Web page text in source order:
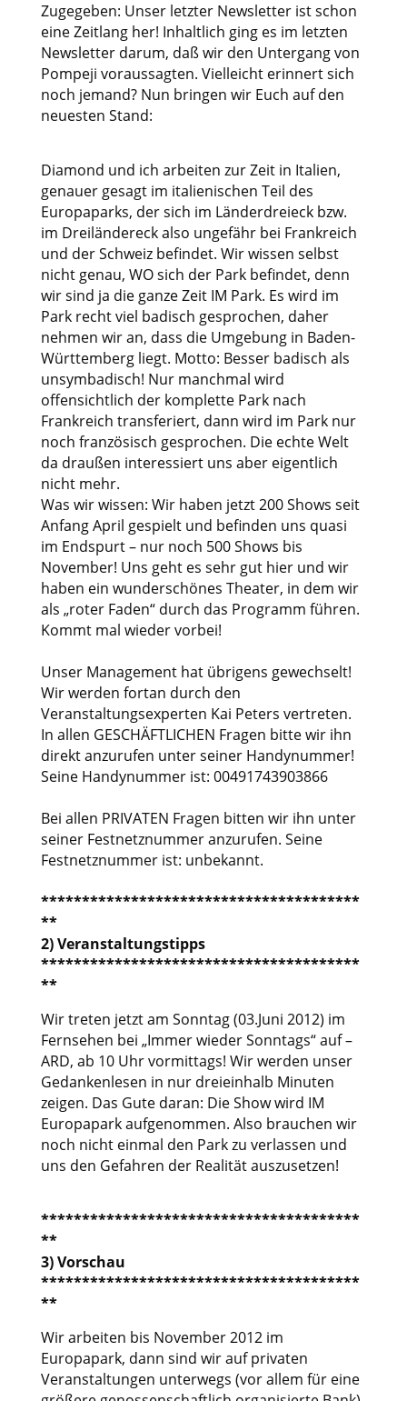
Zugegeben: Unser letzter Newsletter ist schon
eine Zeitlang her! Inhaltlich ging es im letzten
Newsletter darum, daß wir den Untergang von
Pompeji voraussagten. Vielleicht erinnert sich
noch jemand? Nun bringen wir Euch auf den
neuesten Stand:
Diamond und ich arbeiten zur Zeit in Italien,
genauer gesagt im italienischen Teil des
Europaparks, der sich im Länderdreieck bzw.
im Dreiländereck also ungefähr bei Frankreich
und der Schweiz befindet. Wir wissen selbst
nicht genau, WO sich der Park befindet, denn
wir sind ja die ganze Zeit IM Park. Es wird im
Park recht viel badisch gesprochen, daher
nehmen wir an, dass die Umgebung in Baden-
Württemberg liegt. Motto: Besser badisch als
unsymbadisch! Nur manchmal wird
offensichtlich der komplette Park nach
Frankreich transferiert, dann wird im Park nur
noch französisch gesprochen. Die echte Welt
da draußen interessiert uns aber eigentlich
nicht mehr.
Was wir wissen: Wir haben jetzt 200 Shows seit
Anfang April gespielt und befinden uns quasi
im Endspurt – nur noch 500 Shows bis
November! Uns geht es sehr gut hier und wir
haben ein wunderschönes Theater, in dem wir
als „roter Faden“ durch das Programm führen.
Kommt mal wieder vorbei!
Unser Management hat übrigens gewechselt!
Wir werden fortan durch den
Veranstaltungsexperten Kai Peters vertreten.
In allen GESCHÄFTLICHEN Fragen bitte wir ihn
direkt anzurufen unter seiner Handynummer!
Seine Handynummer ist: 00491743903866
Bei allen PRIVATEN Fragen bitten wir ihn unter
seiner Festnetznummer anzurufen. Seine
Festnetznummer ist: unbekannt.
***************************************
**
2) Veranstaltungstipps
***************************************
**
Wir treten jetzt am Sonntag (03.Juni 2012) im
Fernsehen bei „Immer wieder Sonntags“ auf –
ARD, ab 10 Uhr vormittags! Wir werden unser
Gedankenlesen in nur dreieinhalb Minuten
zeigen. Das Gute daran: Die Show wird IM
Europapark aufgenommen. Also brauchen wir
noch nicht einmal den Park zu verlassen und
uns den Gefahren der Realität auszusetzen!
***************************************
**
3) Vorschau
***************************************
**
Wir arbeiten bis November 2012 im
Europapark, dann sind wir auf privaten
Veranstaltungen unterwegs (vor allem für eine